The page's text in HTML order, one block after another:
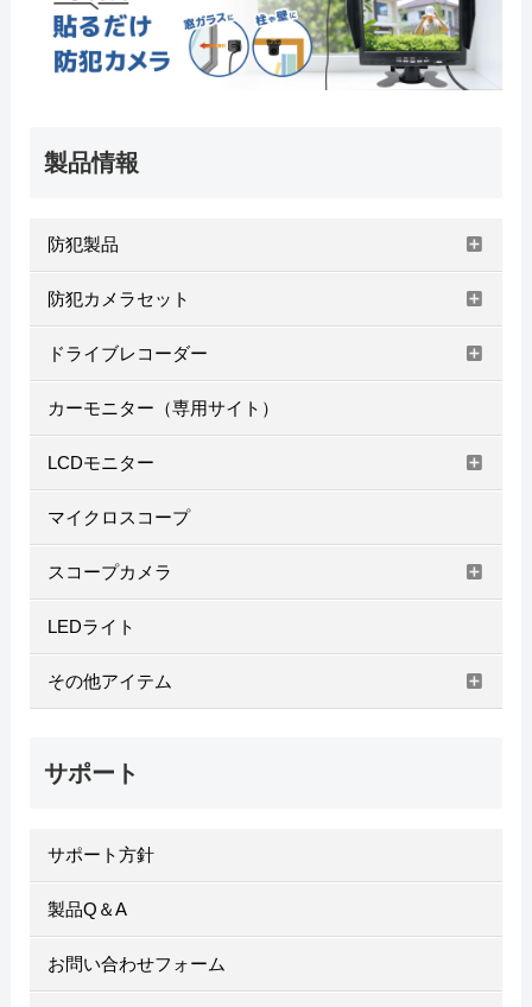
製品情報
防犯製品
防犯カメラセット
ドライブレコーダー
カーモニター（専用サイト）
LCDモニター
マイクロスコープ
スコープカメラ
LEDライト
その他アイテム
サポート
サポート方針
製品Q＆A
お問い合わせフォーム